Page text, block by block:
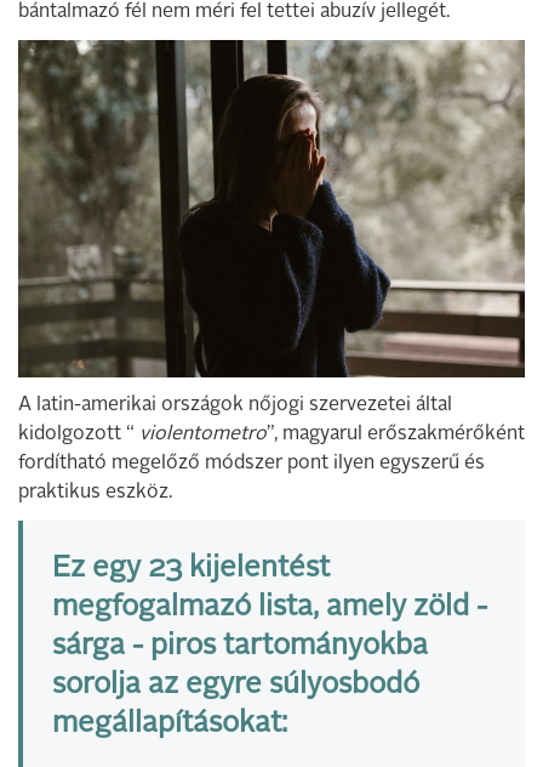
bántalmazó fél nem méri fel tettei abuzív jellegét.
A latin-amerikai országok nőjogi szervezetei által
kidolgozott “ violentometro”, magyarul erőszakmérőként
fordítható megelőző módszer pont ilyen egyszerű és
praktikus eszköz.
Ez egy 23 kijelentést
megfogalmazó lista, amely zöld -
sárga - piros tartományokba
sorolja az egyre súlyosbodó
megállapításokat: